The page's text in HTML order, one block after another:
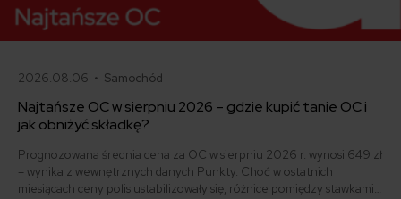
2026.08.06 • Samochód
Najtańsze OC w sierpniu 2026 – gdzie kupić tanie OC i
jak obniżyć składkę?
Prognozowana średnia cena za OC w sierpniu 2026 r. wynosi 649 zł
– wynika z wewnętrznych danych Punkty. Choć w ostatnich
miesiącach ceny polis ustabilizowały się, różnice pomiędzy stawkami